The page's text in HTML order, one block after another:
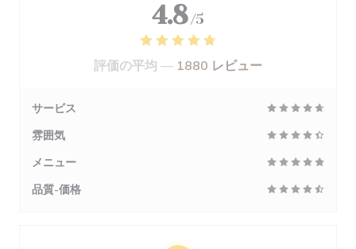
4.8 /5
評価の平均 — 1880 レビュー
サービス
雰囲気
メニュー
品質-価格